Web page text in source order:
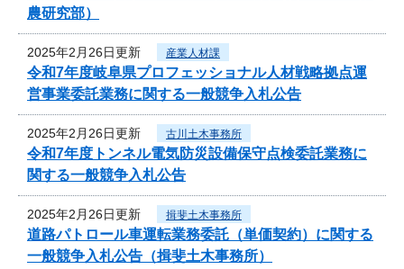
農研究部）
2025年2月26日更新 産業人材課
令和7年度岐阜県プロフェッショナル人材戦略拠点運
営事業委託業務に関する一般競争入札公告
2025年2月26日更新 古川土木事務所
令和7年度トンネル電気防災設備保守点検委託業務に
関する一般競争入札公告
2025年2月26日更新 揖斐土木事務所
道路パトロール車運転業務委託（単価契約）に関する
一般競争入札公告（揖斐土木事務所）